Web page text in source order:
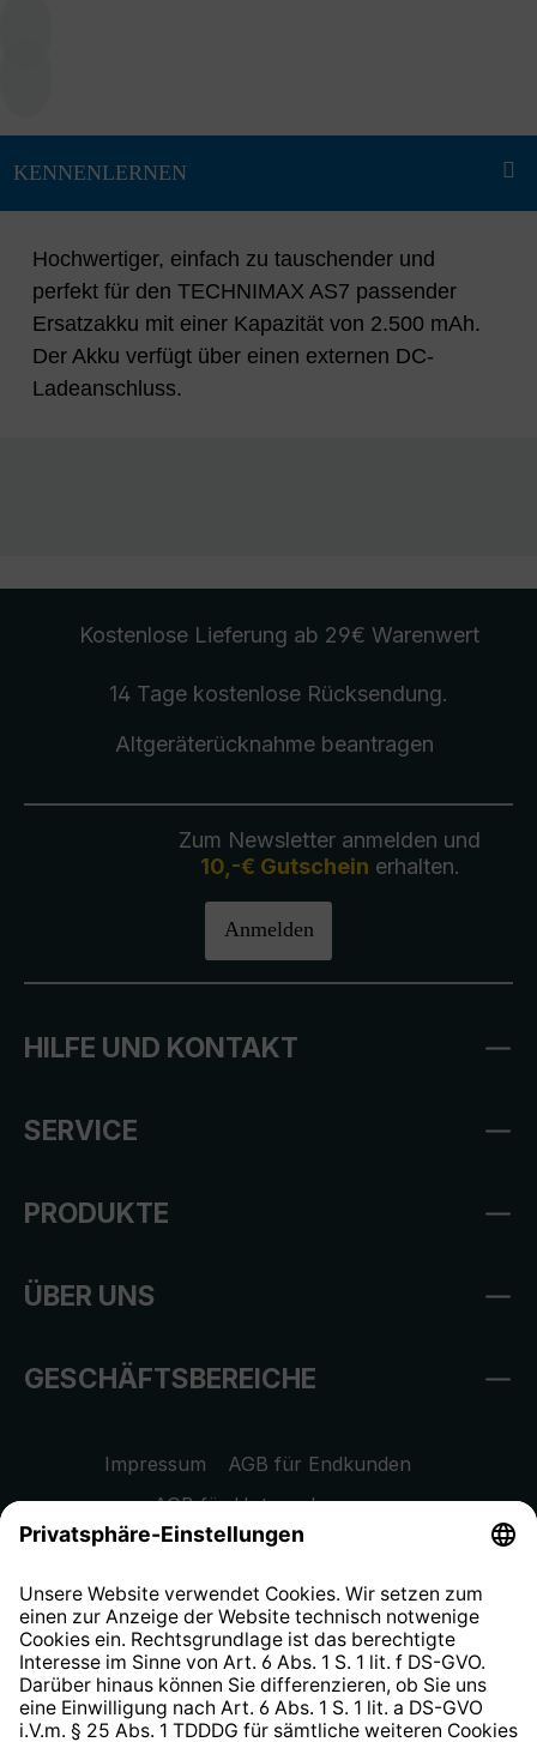
Hochwertiger, einfach zu tauschender und
perfekt für den TECHNIMAX AS7 passender
Ersatzakku mit einer Kapazität von 2.500 mAh.
Der Akku verfügt über einen externen DC-
Ladeanschluss.
Kostenlose Lieferung ab 29€ Warenwert
14 Tage kostenlose Rücksendung.
Altgeräterücknahmebeantragen
Zum Newsletter anmelden und
10,-€ Gutschein erhalten.
Anmelden
HILFE UND KONTAKT
SERVICE
PRODUKTE
ÜBER UNS
GESCHÄFTSBEREICHE
Impressum
AGB für Endkunden
AGB für Unternehmen
Datenschutzhinweis
Widerrufsrecht
Hinweisgeberschutzsystem
Barrierefreiheit